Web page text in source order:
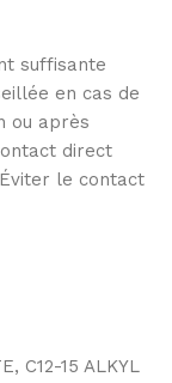
suffisante
en cas de
ou après
direct
le contact
C12-15 ALKYL